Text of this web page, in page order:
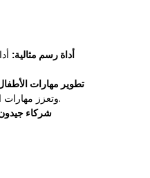
أداة رسم مثالية:
تطوير مهارات
وتعزز مهارات الاستماع وتحسن القدرات الحركية.
شركاء